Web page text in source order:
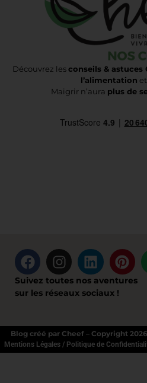
Découvrez lesconseils & astuces
l’alimentation et
Maigrir n’aura plus de
Suivez toutes nos aventures
sur les réseaux sociaux !
Blog créé par Cheef – Copyright
Mentions Légales / Politique de